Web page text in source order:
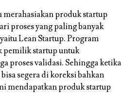
merahasiakan produk startup
proses yang paling banyak
Lean Startup. Program
pemilik startup untuk
proses validasi. Sehingga ketika
segera di koreksi bahkan
mendapatkan produk startup